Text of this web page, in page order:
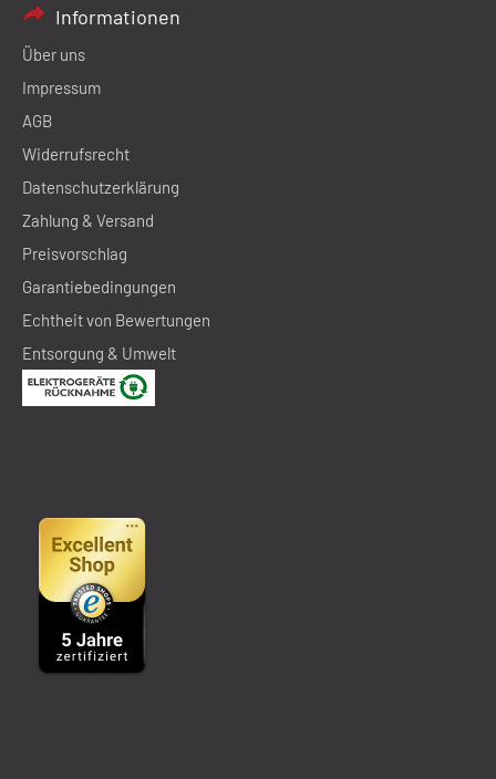
Informationen
Über uns
Impressum
AGB
Widerrufsrecht
Datenschutzerklärung
Zahlung & Versand
Preisvorschlag
Garantiebedingungen
Echtheit von Bewertungen
Entsorgung & Umwelt